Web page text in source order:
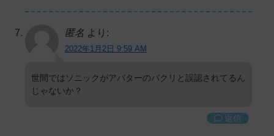
匿名 より:
2022年1月2日 9:59 AM
世間ではソニックがアバターのパクリと誤認されてるん
じゃないか？
返信